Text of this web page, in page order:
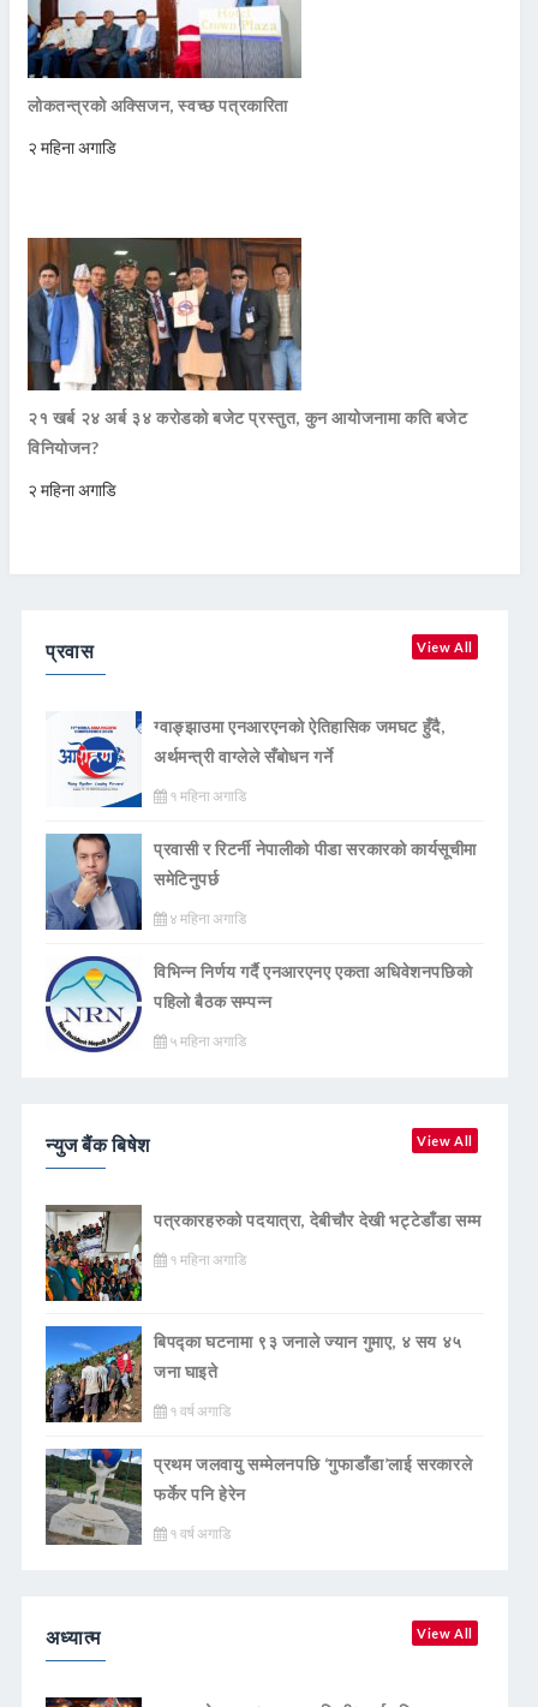
लोकतन्त्रको अक्सिजन, स्वच्छ पत्रकारिता
२ महिना अगाडि
२१ खर्ब २४ अर्ब ३४ करोडको बजेट प्रस्तुत, कुन आयोजनामा कति बजेट
विनियोजन?
२ महिना अगाडि
प्रवास View All
ग्वाङ्झाउमा एनआरएनको ऐतिहासिक जमघट हुँदै,
अर्थमन्त्री वाग्लेले सँबोधन गर्ने
१ महिना अगाडि
प्रवासी र रिटर्नी नेपालीको पीडा सरकारको कार्यसूचीमा
समेटिनुपर्छ
४ महिना अगाडि
विभिन्न निर्णय गर्दै एनआरएनए एकता अधिवेशनपछिको
पहिलो बैठक सम्पन्न
५ महिना अगाडि
न्युज बैंक बिषेश View All
पत्रकारहरुको पदयात्रा, देबीचौर देखी भट्टेडाँडा सम्म
१ महिना अगाडि
बिपद्का घटनामा ९३ जनाले ज्यान गुमाए, ४ सय ४५
जना घाइते
१ वर्ष अगाडि
प्रथम जलवायु सम्मेलनपछि ‘गुफाडाँडा’लाई सरकारले
फर्केर पनि हेरेन
१ वर्ष अगाडि
अध्यात्म View All